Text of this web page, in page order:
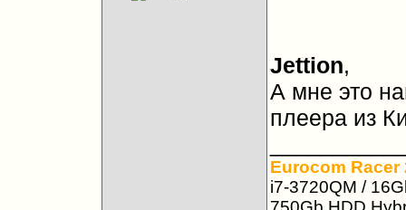
Jettion,
А мне это
плеера из
Eurocom Racer
i7-3720QM /